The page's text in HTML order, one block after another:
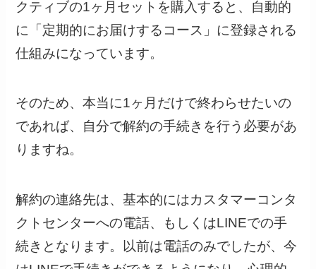
クティブの1ヶ月セットを購入すると、自動的
に「定期的にお届けするコース」に登録される
仕組みになっています。
そのため、本当に1ヶ月だけで終わらせたいの
であれば、自分で解約の手続きを行う必要があ
りますね。
解約の連絡先は、基本的にはカスタマーコンタ
クトセンターへの電話、もしくはLINEでの手
続きとなります。以前は電話のみでしたが、今